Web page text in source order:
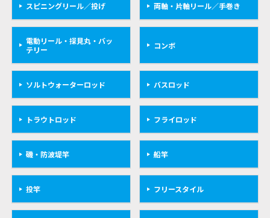
スピニングリール／投げ 両軸・片軸リール／手巻き
電動リール・探見丸・バッ
テリー
コンボ
ソルトウォーターロッド バスロッド
トラウトロッド フライロッド
磯・防波堤竿 船竿
投竿 フリースタイル